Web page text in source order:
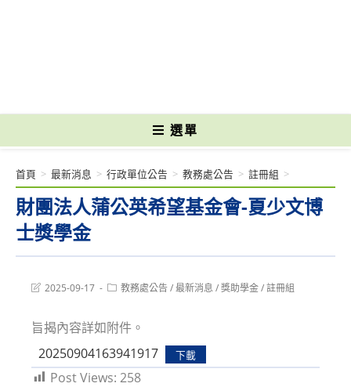
選單
財團法人蒲公英希望基金會-夏少文博
士獎學金
首頁 > 最新消息 > 行政單位公告 > 教務處公告 > 註冊組 >
Post2025-09-17
Post教務處公告/最新消息 /獎助學金/註冊組
旨揭內容詳如附件。
20250904163941917
下載
Post Views: 258